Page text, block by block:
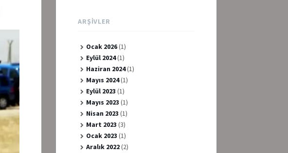
ARŞIVLER
Ocak 2026(1)
Eylül 2024(1)
Haziran 2024(1)
Mayıs 2024(1)
Eylül 2023 (1)
Mayıs 2023 (1)
Nisan 2023 (1)
Mart 2023 (3)
Ocak 2023 (1)
Aralık 2022(2)